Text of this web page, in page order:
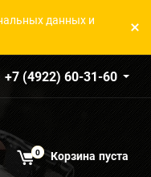
данных и
+7 (4922) 60-31-60
0 Корзина пуста